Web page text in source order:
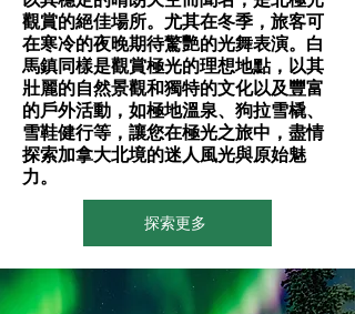
觀賞的絕佳場所。尤其在冬季，旅客可
在寒冷的夜晚期待驚艷的光舞表演。白
馬鎮同樣是觀賞極光的理想地點，以其
壯麗的自然景觀和獨特的文化以及豐富
的戶外活動，如極地溫泉、狗拉雪橇、
雪鞋健行等，讓您在極光之旅中，盡情
探索加拿大北境的迷人風光與原始魅
力。
探索更多